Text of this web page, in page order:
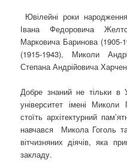
Ювілейні роки
Івана Федоровича
Марковича Баринова (1905-
(1915-1943), Миколи
Степана Андрійовича
Добре знаний не тільки в
університет імені Миколи
стоїть архітектурний
навчався Микола Гоголь
вітчизняних діячів, яка
закладу.